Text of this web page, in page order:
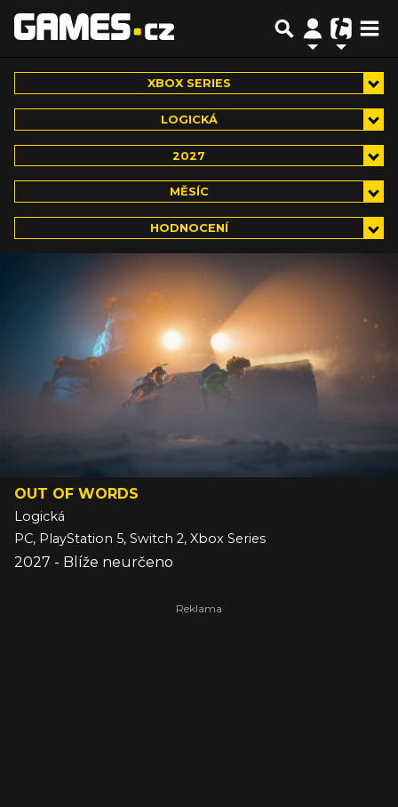
XBOX SERIES
LOGICKÁ
2027
MĚSÍC
HODNOCENÍ
OUT OF WORDS
Logická
PC, PlayStation 5, Switch 2, Xbox Series
2027 - Blíže neurčeno